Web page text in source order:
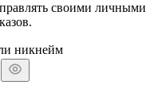
своими личными
никнейм